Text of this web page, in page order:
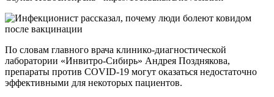
По словам главного врача клинико-диагностической
лаборатории «Инвитро-Сибирь» Андрея Позднякова,
препараты против COVID-19 могут оказаться недостаточно
эффективными для некоторых пациентов.